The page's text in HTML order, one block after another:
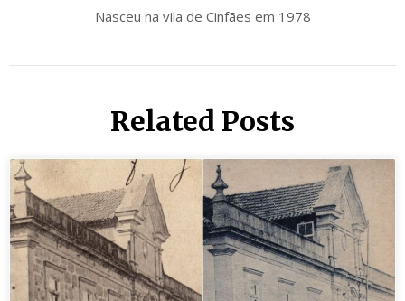
Nasceu na vila de Cinfães em 1978
Related Posts